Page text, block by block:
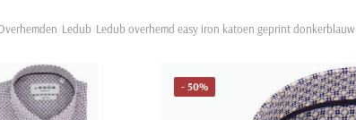
Ledub Ledub overhemd easy iron katoen geprint donkerblauw
- 50%